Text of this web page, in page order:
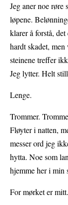
Jeg aner noe røre
løpene.
klarer å forstå,
hardt skadet,
steinene treffer
Jeg lytter. Helt
Lenge.
Trommer.
Fløyter i natten,
messer ord jeg
hytta. Noe som
hjemme her i min
For mørket er mitt.